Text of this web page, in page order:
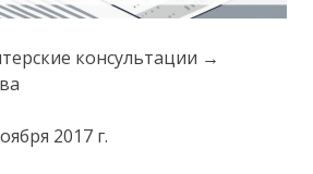
консультации →
2017 г.